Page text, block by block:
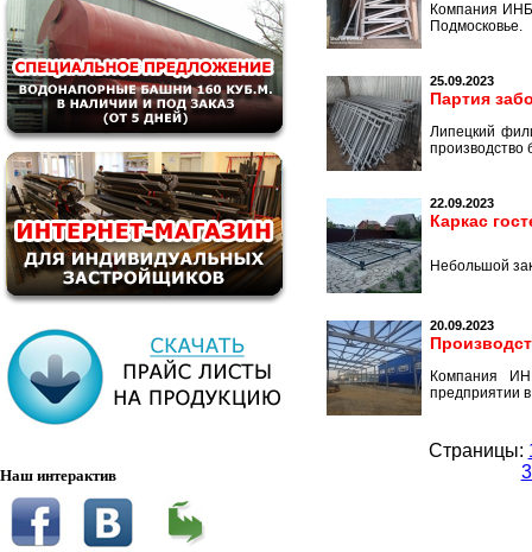
Наш интерактив
Компания
Подмосковье.
25.09.2023
Партия
Липецкий
производство
22.09.2023
Каркас
Небольшой
20.09.2023
Компания
предприятии
Страницы: